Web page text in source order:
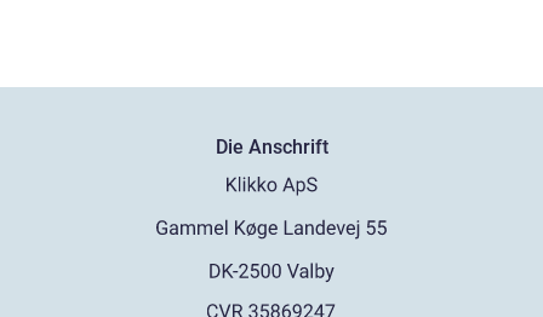
Die Anschrift